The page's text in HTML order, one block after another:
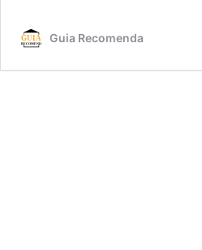
Guia Recomenda